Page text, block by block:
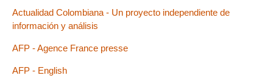
Actualidad Colombiana - Un proyecto independiente de
información y análisis
AFP - Agence France presse
AFP - English